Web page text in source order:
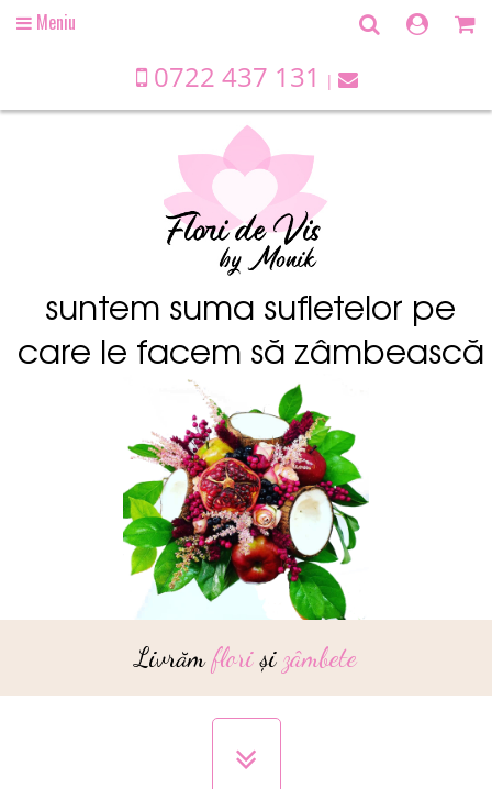
suntem suma sufletelor pe
care le facem să zâmbească
Livrămfloriși zâmbete
OpenMeniu
0722 437 131